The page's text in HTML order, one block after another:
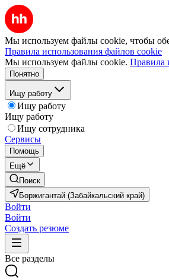
Мы используем файлы cookie, чтобы
Правила использования файлов cookie
Мы используем файлы cookie. Правила
Понятно
Ищу работу
Ищу работу
Ищу работу
Ищу сотрудника
Сервисы
Помощь
Ещё
Поиск
Боржигантай (Забайкальский край)
Войти
Войти
Создать резюме
Все разделы